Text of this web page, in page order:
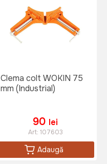
Clema colt WOKIN 75
mm (Industrial)
90 lei
Art: 107603
Adaugă